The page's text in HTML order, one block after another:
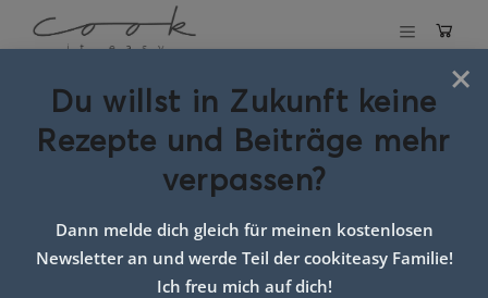
Schlagwort:
Glücksschweinchen
Rezept
×
Du willst in Zukunft keine
Rezepte und Beiträge mehr
verpassen?
Dann melde dich gleich für meinen kostenlosen
Newsletter an und werde Teil der cookiteasy Familie!
Ich freu mich auf dich!